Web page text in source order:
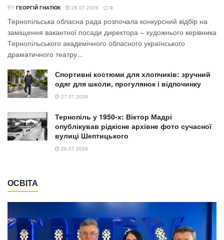
BY ГЕОРГІЙ ГНАТЮК 28.07.2026 0
Тернопільська обласна рада розпочала конкурсний відбір на
заміщення вакантної посади директора – художнього керівника
Тернопільського академічного обласного українського
драматичного театру...
Спортивні костюми для хлопчиків: зручний
одяг для школи, прогулянок і відпочинку
27.07.2026
Тернопіль у 1950-х: Віктор Мадрі
опублікував рідкісне архівне фото сучасної
вулиці Шептицького
26.07.2026
ОСВІТА